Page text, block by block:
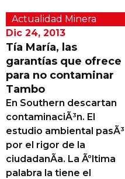
Minería Superficie
Minerí­a Subterránea
Proveedores
Canal Digital
Columnas de Opinión
Designaciones
Actualidad Minera
Dic 24, 2013
Tía María, las
garantías que ofrece
para no contaminar
Tambo
En Southern descartan
contaminaciÃ³n. El
estudio ambiental pasÃ³
por el rigor de la
ciudadanÃ­a. La Ãºltima
palabra la tiene el